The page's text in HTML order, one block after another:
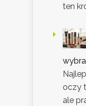
ten
oczy
ale